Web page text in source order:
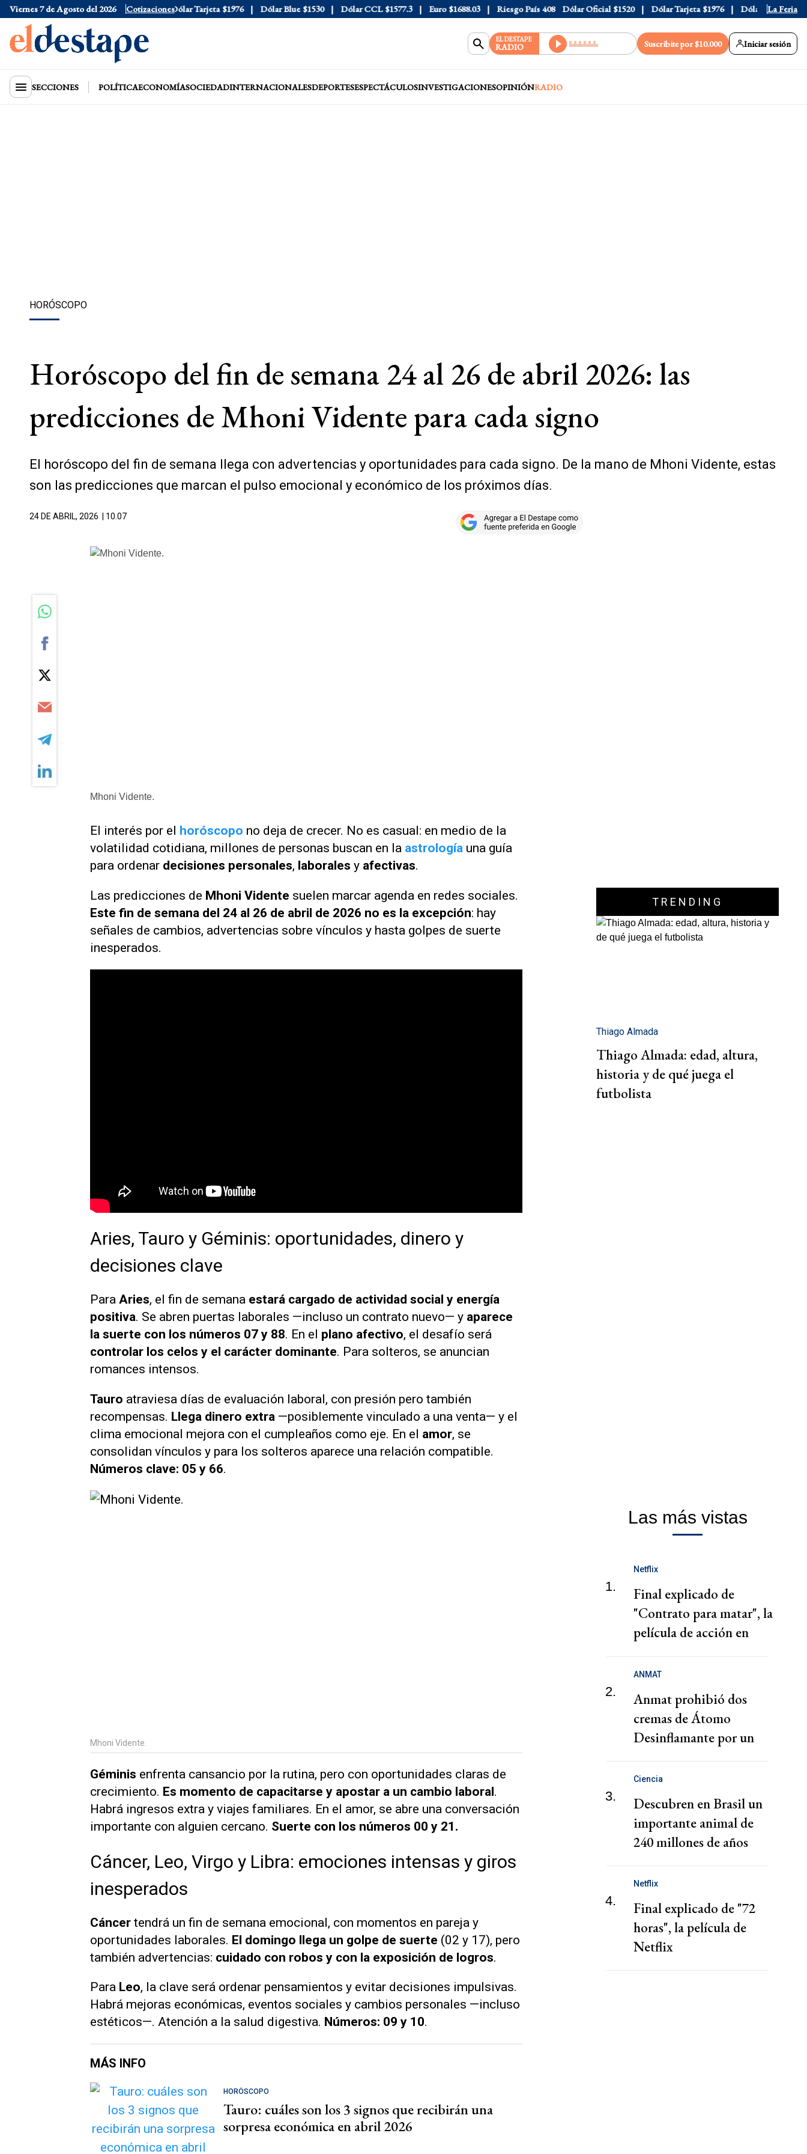
Viernes 7 de Agosto del 2026 Cotizaciones
Dólar Oficial $1520 Dólar Tarjeta $1976 Dólar Blue $1530 Dólar CCL $1577.3 Euro $1688.03 Riesgo País 408 Dólar Oficial $1520 Dólar Tarjeta $1976 Dólar Blue $1530
La Feria
EL DESTAPE
RADIO Suscribite por $10.000 Iniciar sesión
SECCIONES POLÍTICAECONOMÍASOCIEDADINTERNACIONALESDEPORTESESPECTÁCULOSINVESTIGACIONESOPINIÓNRADIO
HORÓSCOPO
Horóscopo del fin de semana 24 al 26 de abril 2026: las
predicciones de Mhoni Vidente para cada signo
El horóscopo del fin de semana llega con advertencias y oportunidades para cada signo. De la mano de Mhoni Vidente, estas
son las predicciones que marcan el pulso emocional y económico de los próximos días.
24 DE ABRIL, 2026 | 10.07
Mhoni Vidente.
El interés por el horóscopo no deja de crecer. No es casual: en medio de la
volatilidad cotidiana, millones de personas buscan en la astrología una guía
para ordenar decisiones personales, laborales y afectivas.
Las predicciones de Mhoni Vidente suelen marcar agenda en redes sociales.
Este fin de semana del 24 al 26 de abril de 2026 no es la excepción: hay
señales de cambios, advertencias sobre vínculos y hasta golpes de suerte
inesperados.
Aries, Tauro y Géminis: oportunidades, dinero y
decisiones clave
Para Aries, el fin de semana estará cargado de actividad social y energía
positiva. Se abren puertas laborales —incluso un contrato nuevo— y aparece
la suerte con los números 07 y 88. En el plano afectivo, el desafío será
controlar los celos y el carácter dominante. Para solteros, se anuncian
romances intensos.
Tauro atraviesa días de evaluación laboral, con presión pero también
recompensas. Llega dinero extra —posiblemente vinculado a una venta— y el
clima emocional mejora con el cumpleaños como eje. En el amor, se
consolidan vínculos y para los solteros aparece una relación compatible.
Números clave: 05 y 66.
Mhoni Vidente.
Géminis enfrenta cansancio por la rutina, pero con oportunidades claras de
crecimiento. Es momento de capacitarse y apostar a un cambio laboral.
Habrá ingresos extra y viajes familiares. En el amor, se abre una conversación
importante con alguien cercano. Suerte con los números 00 y 21.
Cáncer, Leo, Virgo y Libra: emociones intensas y giros
inesperados
Cáncer tendrá un fin de semana emocional, con momentos en pareja y
oportunidades laborales. El domingo llega un golpe de suerte (02 y 17), pero
también advertencias: cuidado con robos y con la exposición de logros.
Para Leo, la clave será ordenar pensamientos y evitar decisiones impulsivas.
Habrá mejoras económicas, eventos sociales y cambios personales —incluso
estéticos—. Atención a la salud digestiva. Números: 09 y 10.
MÁS INFO
HORÓSCOPO
Tauro: cuáles son los 3 signos que recibirán una
sorpresa económica en abril 2026
TRENDING
Thiago Almada
Thiago Almada: edad, altura,
historia y de qué juega el
futbolista
Las más vistas
1.
Netflix
Final explicado de
"Contrato para matar", la
película de acción en
2.
ANMAT
Anmat prohibió dos
cremas de Átomo
Desinflamante por un
3.
Ciencia
Descubren en Brasil un
importante animal de
240 millones de años
4.
Netflix
Final explicado de "72
horas", la película de
Netflix